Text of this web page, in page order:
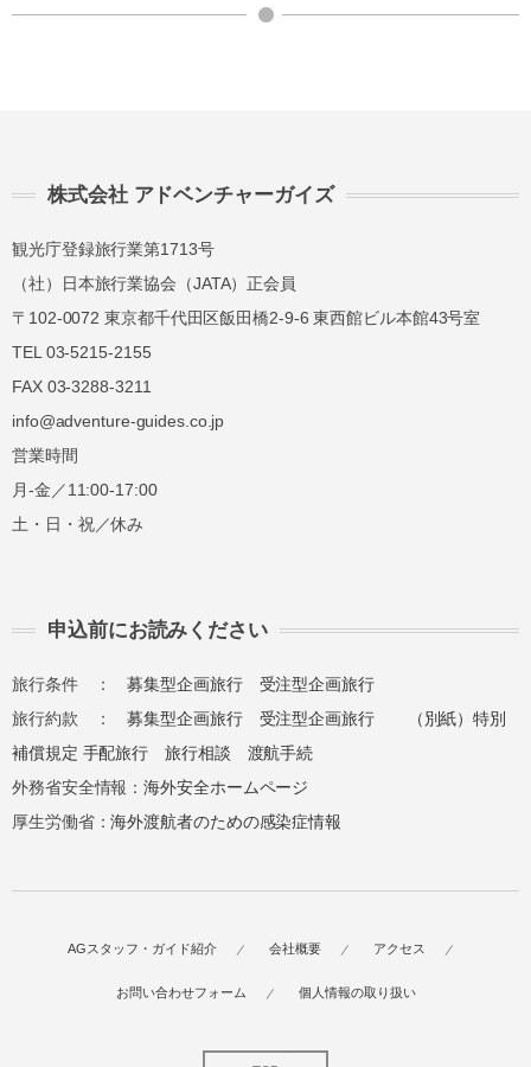
株式会社 アドベンチャーガイズ
観光庁登録旅行業第1713号
（社）日本旅行業協会（JATA）正会員
〒102-0072 東京都千代田区飯田橋2-9-6 東西館ビル本館43号室
TEL 03-5215-2155
FAX 03-3288-3211
info@adventure-guides.co.jp
営業時間
月-金／11:00-17:00
土・日・祝／休み
申込前にお読みください
旅行条件 ：募集型企画旅行
受注型企画旅行
旅行約款 ：募集型企画旅行 受注型企画旅行
（別紙）特別
補償規定 手配旅行 旅行相談
渡航手続
外務省安全情報：海外安全ホームページ
厚生労働省：海外渡航者のための感染症情報
AGスタッフ・ガイド紹介 会社概要 アクセス
お問い合わせフォーム 個人情報の取り扱い